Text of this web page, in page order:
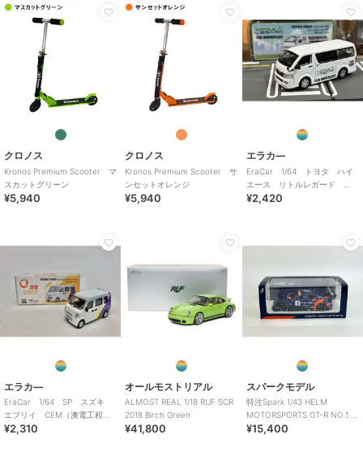
ウィール：ポリウレタン
商品のお取り扱い方法
原産国
クロノス
Kronos Premium Scooter マ
スカットグリーン
¥5,940
クロノス
Kronos Premium Scooter サ
ンセットオレンジ
¥5,940
エラカ―
EraCar 1/64 トヨタ ハイ
エース リトルレガード
15th ANNIVERSARY
¥2,420
エラカ―
EraCar 1/64 SP スズキ
エブリイ CEM（澳電工程
車） 限定品
¥2,310
オールモストリアル
ALMOST REAL 1/18 RUF SCR
2018 Birch Green
¥41,800
スパークモデル
特注Spark 1/43 HELM
MOTORSPORTS GT-R NO.1 ス
ーパー耐久
¥15,400